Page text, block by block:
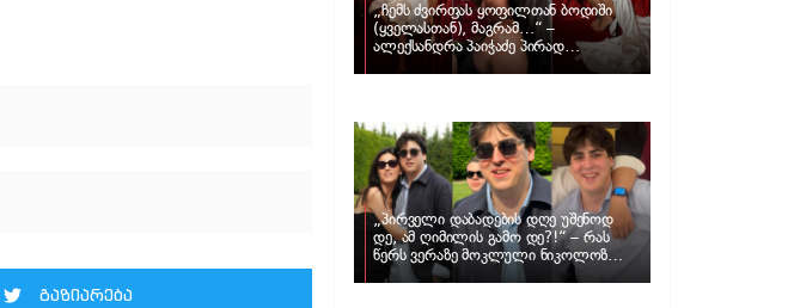
გაზიარება
„ჩემს ძვირფას ყოფილთან ბოდიში
(ყველასთან), მაგრამ…“ –
ალექსანდრა პაიჭაძე პირად
„პირველი დაბადების დღე უშენოდ
დე, ამ ღიმილის გამო დე?!“ – რას
წერს ვერაზე მოკლული ნიკოლოზ
ღუნაშვილის დედა